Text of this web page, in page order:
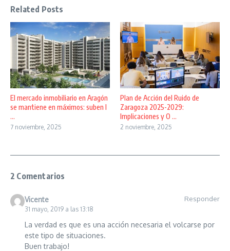
Related Posts
El mercado inmobiliario en Aragón
se mantiene en máximos: suben l
...
7 noviembre, 2025
Plan de Acción del Ruido de
Zaragoza 2025-2029:
Implicaciones y O ...
2 noviembre, 2025
2 Comentarios
Vicente
31 mayo, 2019 a las 13:18
Responder
La verdad es que es una acción necesaria el volcarse por
este tipo de situaciones.
Buen trabajo!